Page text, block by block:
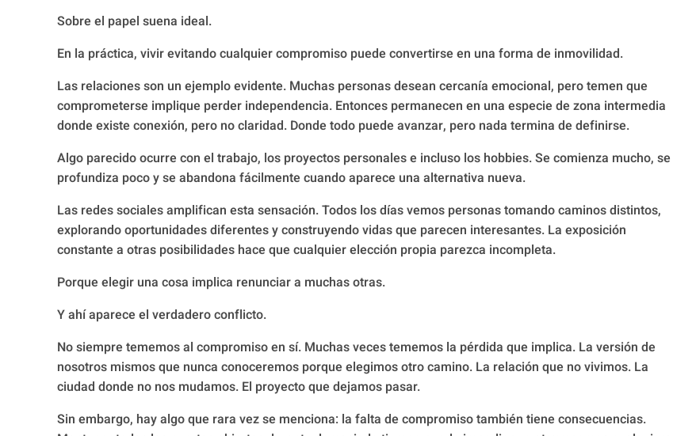
Sobre el papel suena ideal.
En la práctica, vivir evitando cualquier compromiso puede convertirse en una forma de inmovilidad.
Las relaciones son un ejemplo evidente. Muchas personas desean cercanía emocional, pero temen que
comprometerse implique perder independencia. Entonces permanecen en una especie de zona intermedia
donde existe conexión, pero no claridad. Donde todo puede avanzar, pero nada termina de definirse.
Algo parecido ocurre con el trabajo, los proyectos personales e incluso los hobbies. Se comienza mucho, se
profundiza poco y se abandona fácilmente cuando aparece una alternativa nueva.
Las redes sociales amplifican esta sensación. Todos los días vemos personas tomando caminos distintos,
explorando oportunidades diferentes y construyendo vidas que parecen interesantes. La exposición
constante a otras posibilidades hace que cualquier elección propia parezca incompleta.
Porque elegir una cosa implica renunciar a muchas otras.
Y ahí aparece el verdadero conflicto.
No siempre tememos al compromiso en sí. Muchas veces tememos la pérdida que implica. La versión de
nosotros mismos que nunca conoceremos porque elegimos otro camino. La relación que no vivimos. La
ciudad donde no nos mudamos. El proyecto que dejamos pasar.
Sin embargo, hay algo que rara vez se menciona: la falta de compromiso también tiene consecuencias.